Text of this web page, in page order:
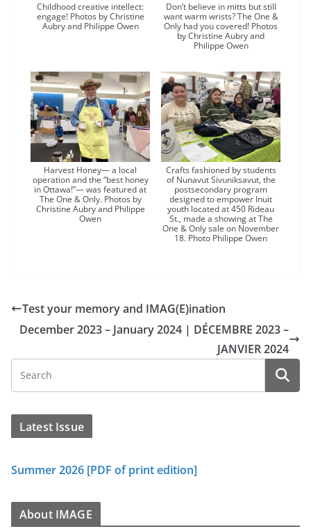
Childhood creative intellect:
engage! Photos by Christine
Aubry and Philippe Owen
Don’t believe in mitts but still
want warm wrists? The One &
Only had you covered! Photos
by Christine Aubry and
Philippe Owen
Harvest Honey— a local
operation and the “best honey
in Ottawa!”— was featured at
The One & Only. Photos by
Christine Aubry and Philippe
Owen
Crafts fashioned by students
of Nunavut Sivuniksavut, the
postsecondary program
designed to empower Inuit
youth located at 450 Rideau
St., made a showing at The
One & Only sale on November
18. Photo Philippe Owen
Test your memory and IMAG(E)ination
December 2023 – January 2024 | DÉCEMBRE 2023 –
JANVIER 2024
Latest Issue
Summer 2026 [PDF of print edition]
About IMAGE